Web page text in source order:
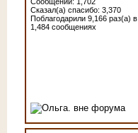
Сказал(а) спасибо: 3,370
Поблагодарили 9,166 раз(а) в
1,484 сообщениях